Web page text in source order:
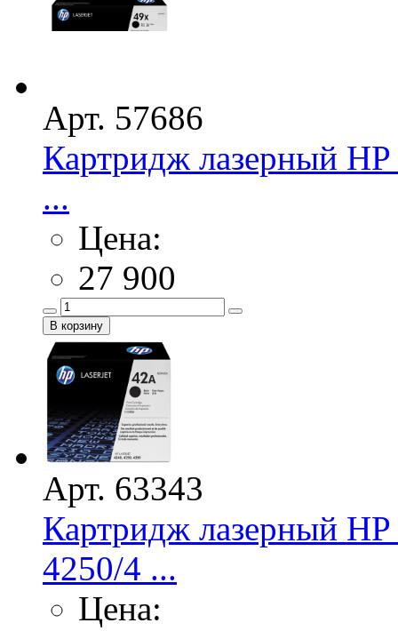
Арт. 57686
Картридж лазерный
...
Цена:
27 900
Арт. 63343
Картридж лазерный
4250/4 ...
Цена: